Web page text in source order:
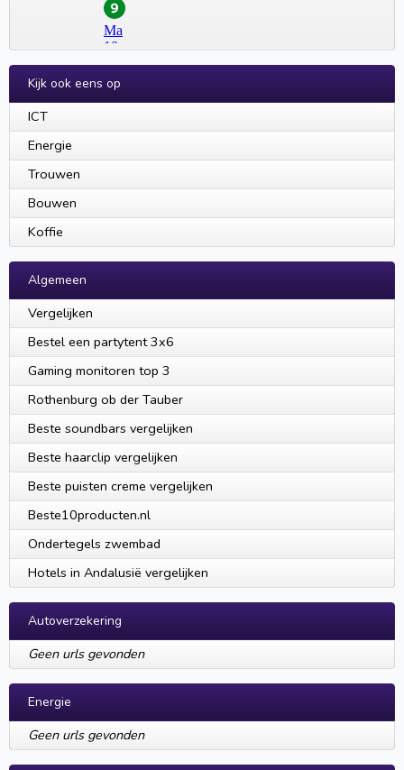
Kijk ook eens op
ICT
Energie
Trouwen
Bouwen
Koffie
Algemeen
Vergelijken
Bestel een partytent 3x6
Gaming monitoren top 3
Rothenburg ob der Tauber
Beste soundbars vergelijken
Beste haarclip vergelijken
Beste puisten creme vergelijken
Beste10producten.nl
Ondertegels zwembad
Hotels in Andalusië vergelijken
Autoverzekering
Geen urls gevonden
Energie
Geen urls gevonden